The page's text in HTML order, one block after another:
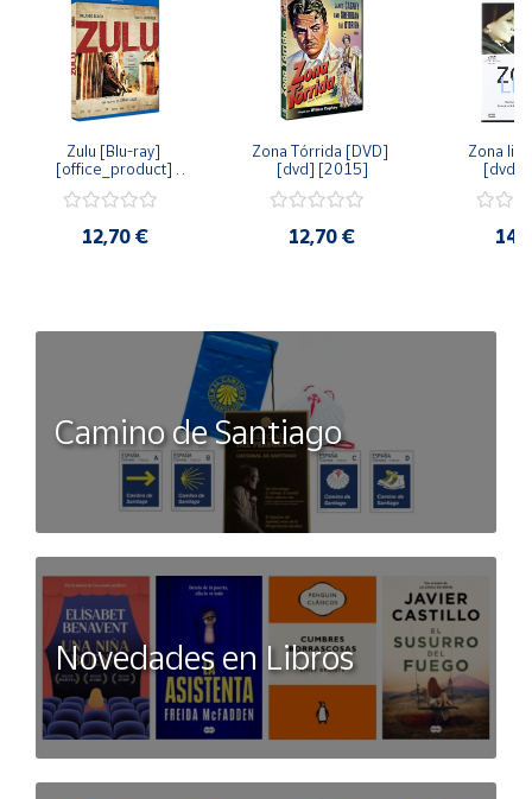
Zulu [Blu-ray]
[office_product]
12,70 €
Zona Tórrida [DVD]
[dvd] [2015]
12,70 €
Zona
[dvd]
Camino de Santiago
Novedades en Libros